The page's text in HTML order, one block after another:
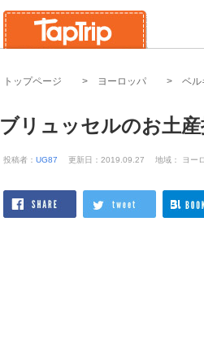
トップページ ヨーロッパ ベル
ブリュッセルのお土
投稿者： UG87 更新日：2019.09.27 地域： ヨー